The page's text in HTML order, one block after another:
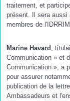
traitement, et
présent. Il sera aussi
membres de l'IDRRIM.
Marine Havard ,
Communication » et
Communication », a
pour assurer
publication de la
Ambassadeurs et